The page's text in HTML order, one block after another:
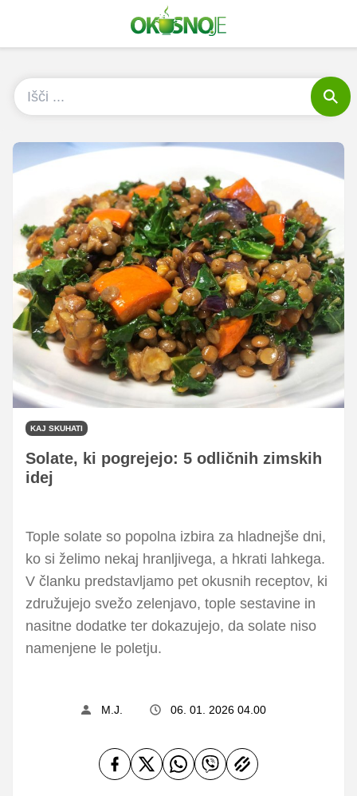
KAJ SKUHATI
Solate, ki pogrejejo: 5 odličnih zimskih
idej
Tople solate so popolna izbira za hladnejše dni,
ko si želimo nekaj hranljivega, a hkrati lahkega.
V članku predstavljamo pet okusnih receptov, ki
združujejo svežo zelenjavo, tople sestavine in
nasitne dodatke ter dokazujejo, da solate niso
namenjene le poletju.
M.J. 06. 01. 2026 04.00